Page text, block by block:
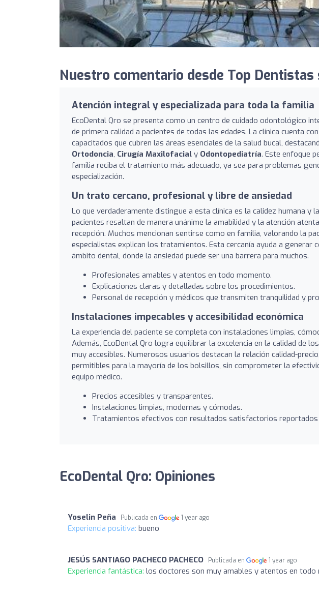
Nuestro comentario desde Top Dentistas
Atención integral y especializada para toda la familia
EcoDental Qro se presenta como un centro de cuidado odontológico
de primera calidad a pacientes de todas las edades. La clínica cuenta
capacitados que cubren las áreas esenciales de la salud bucal,
Ortodoncia, Cirugía Maxilofacial y Odontopediatría. Este enfoque
familia reciba el tratamiento más adecuado, ya sea para problemas
especialización.
Un trato cercano, profesional y libre de ansiedad
Lo que verdaderamente distingue a esta clínica es la calidez humana y
pacientes resaltan de manera unánime la amabilidad y la atención
recepción. Muchos mencionan sentirse como en familia, valorando la
especialistas explican los tratamientos. Esta cercanía ayuda a generar
ámbito dental, donde la ansiedad puede ser una barrera para muchos.
Profesionales amables y atentos en todo momento.
Explicaciones claras y detalladas sobre los procedimientos.
Personal de recepción y médicos que transmiten tranquilidad y
Instalaciones impecables y accesibilidad económica
La experiencia del paciente se completa con instalaciones limpias,
Además, EcoDental Qro logra equilibrar la excelencia en la calidad de
muy accesibles. Numerosos usuarios destacan la relación calidad-
permitibles para la mayoría de los bolsillos, sin comprometer la
equipo médico.
Precios accesibles y transparentes.
Instalaciones limpias, modernas y cómodas.
Tratamientos efectivos con resultados satisfactorios reportados
EcoDental Qro: Opiniones
Yoselin Peña Publicada en 1 year ago
Experiencia positiva: bueno
JESÚS SANTIAGO PACHECO PACHECO Publicada en 1 year ago
Experiencia fantástica: los doctores son muy amables y atentos en todo